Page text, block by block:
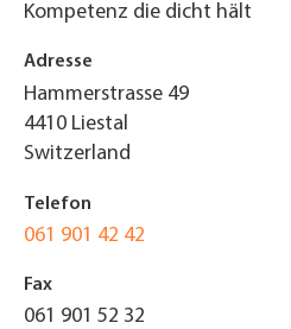
Kompetenz die dicht hält
Adresse
Hammerstrasse 49
4410 Liestal
Switzerland
Telefon
061 901 42 42
Fax
061 901 52 32